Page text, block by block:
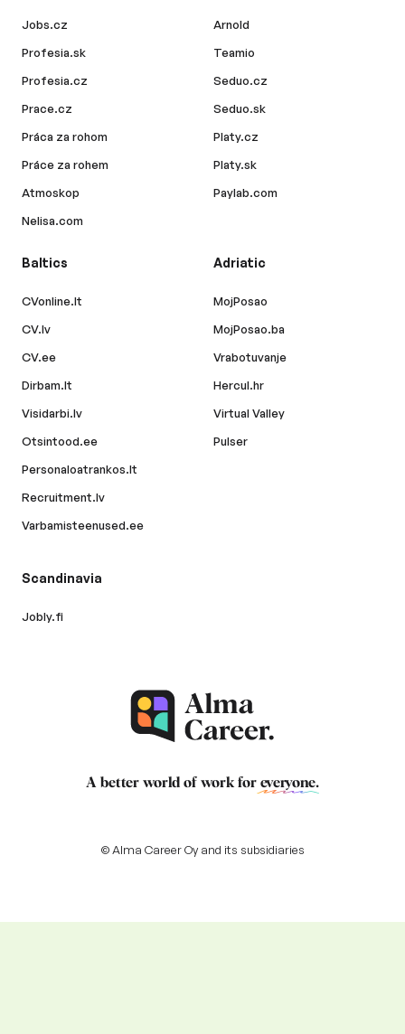
Jobs.cz
Profesia.sk
Profesia.cz
Prace.cz
Práca za rohom
Práce za rohem
Atmoskop
Nelisa.com
Arnold
Teamio
Seduo.cz
Seduo.sk
Platy.cz
Platy.sk
Paylab.com
Baltics
CVonline.lt
CV.lv
CV.ee
Dirbam.lt
Visidarbi.lv
Otsintood.ee
Personaloatrankos.lt
Recruitment.lv
Varbamisteenused.ee
Adriatic
MojPosao
MojPosao.ba
Vrabotuvanje
Hercul.hr
Virtual Valley
Pulser
Scandinavia
Jobly.fi
A better world of work for everyone.
© Alma Career Oy and its subsidiaries